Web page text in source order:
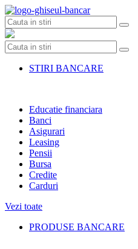
Skip
to
content
STIRI BANCARE
Educatie financiara
Banci
Asigurari
Leasing
Pensii
Bursa
Credite
Carduri
Vezi toate
PRODUSE BANCARE